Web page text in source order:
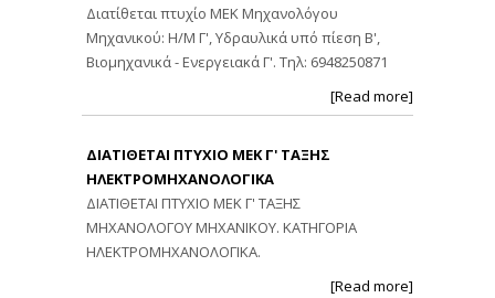
Διατίθεται πτυχίο ΜΕΚ Μηχανολόγου
Μηχανικού: Η/Μ Γ', Υδραυλικά υπό πίεση Β',
Βιομηχανικά - Ενεργειακά Γ'. Τηλ: 6948250871
[Read more]
ΔΙΑΤΙΘΕΤΑΙ ΠΤΥΧΙΟ ΜΕΚ Γ' ΤΑΞΗΣ
ΗΛΕΚΤΡΟΜΗΧΑΝΟΛΟΓΙΚΑ
ΔΙΑΤΙΘΕΤΑΙ ΠΤΥΧΙΟ ΜΕΚ Γ' ΤΑΞΗΣ
ΜΗΧΑΝΟΛΟΓΟΥ ΜΗΧΑΝΙΚΟΥ. ΚΑΤΗΓΟΡΙΑ
ΗΛΕΚΤΡΟΜΗΧΑΝΟΛΟΓΙΚΑ.
[Read more]